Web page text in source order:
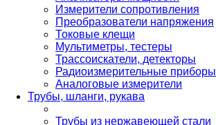
Измерители сопротивления
Преобразователи напряжения
Токовые клещи
Мультиметры, тестеры
Трассоискатели, детекторы
Радиоизмерительные приборы
Аналоговые измерители
Трубы, шланги, рукава
Трубы из нержавеющей стали